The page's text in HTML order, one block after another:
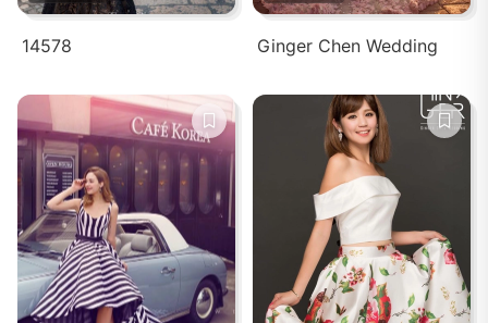
14578 Ginger Chen Wedding